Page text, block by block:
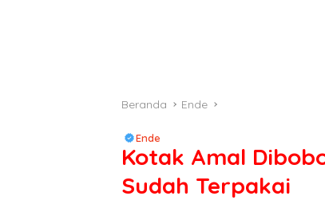
Beranda Ende
Ende
Kotak Amal
Sudah Terpakai